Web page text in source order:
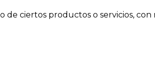
ciertos productos o servicios,